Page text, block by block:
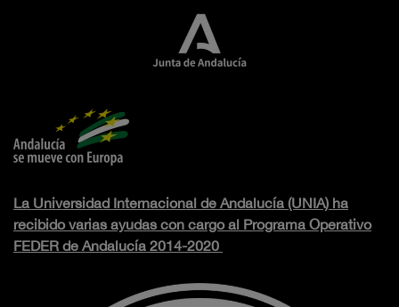
La Universidad Internacional de Andalucía (UNIA) ha
recibido varias ayudas con cargo al Programa Operativo
FEDER de Andalucía 2014-2020